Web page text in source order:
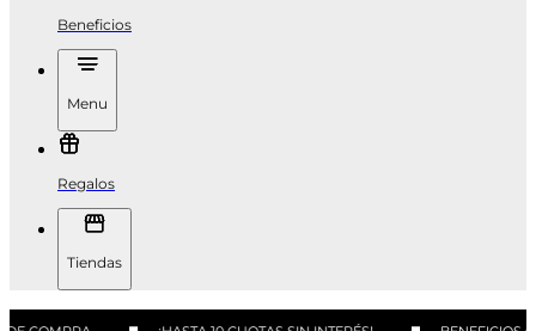
Beneficios
Menu
Regalos
Tiendas